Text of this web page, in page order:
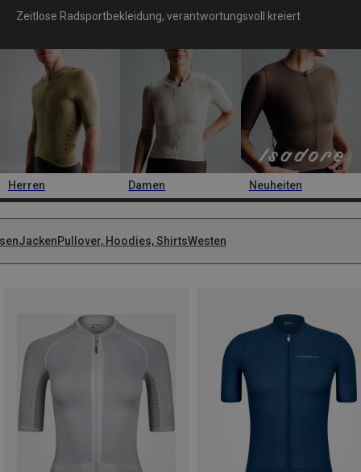
Zeitlose Radsportbekleidung, verantwortungsvoll kreiert
Herren Damen Neuheiten
JackenPullover, Hoodies, ShirtsWesten